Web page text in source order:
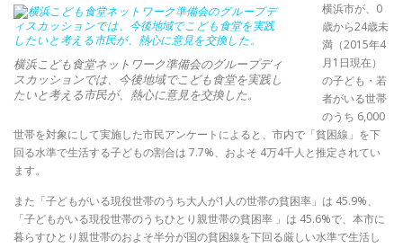
横浜こども食堂ネットワーク準備会のグループディ
スカッションでは、今後地域でこども食堂を実践し
たいと考える市民が、熱心に意見を交換した。
横浜市が、0
歳から24歳未
満（2015年4
月1日現在）
の子ども・若
者がいる世帯
のうち 6,000
世帯を対象にして実施した市民アンケートによると、市内で「貧困線」を下
回る水準で生活する子どもの割合は 7.7%、およそ 4万4千人と推定されてい
ます。
また「子どもがいる現役世帯のうち大人が1人の世帯の貧困率」は 45.9%、
「子どもがいる現役世帯のうちひとり親世帯の貧困率 」は 45.6%で、本市に
暮らすひとり親世帯のおよそ半分が国の貧困線を下回る厳しい水準で生活し